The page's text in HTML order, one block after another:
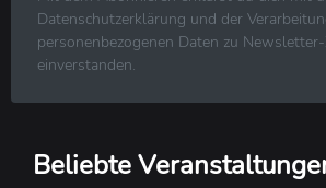
R&B ⋅ Soul ⋅ Blues ⋅ Jazz
Volksmusik ⋅ Folk ⋅ Country ⋅
Klassische Musik
Datenschutzerklärung und der
personenbezogenen Daten zu
einverstanden.
Beliebte